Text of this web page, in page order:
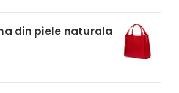
din piele naturala